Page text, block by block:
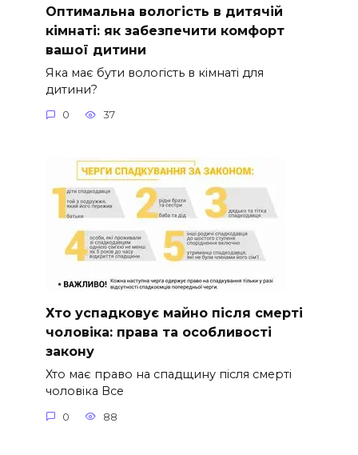
Оптимальна вологість в дитячій
кімнаті: як забезпечити комфорт
вашої дитини
Яка має бути вологість в кімнаті для
дитини?
0 37
Хто успадковує майно після смерті
чоловіка: права та особливості
закону
Хто має право на спадщину після смерті
чоловіка Все
0 88